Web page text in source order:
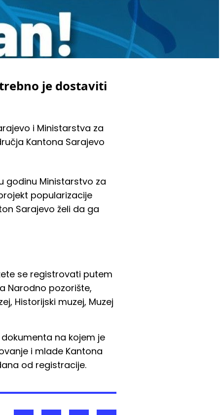
je dostaviti
i Ministarstva za
Kantona Sarajevo
godinu Ministarstvo za
popularizacije
Sarajevo želi da ga
se registrovati putem
Narodno pozorište,
Historijski muzej, Muzej
na kojem je
i mlade Kantona
od registracije.